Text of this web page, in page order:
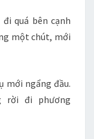
quá bên cạnh
một chút, mới
mới ngẩng đầu.
rời đi phương